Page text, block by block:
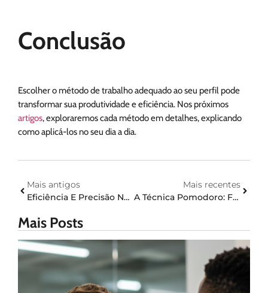
Conclusão
Escolher o método de trabalho adequado ao seu perfil pode
transformar sua produtividade e eficiência. Nos próximos
artigos, exploraremos cada método em detalhes, explicando
como aplicá-los no seu dia a dia.
Mais antigos
Eficiência E Precisão No Recrutamento Com A Memprega
Mais recentes
A Técnica Pomodoro: Foco E Produtividade Em Blocos De Tempo
Mais Posts